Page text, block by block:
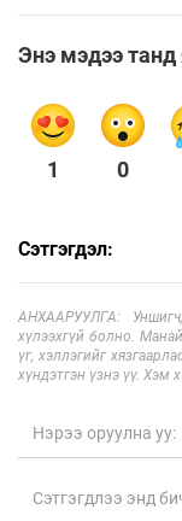
Энэ мэдээ танд
1 0
Сэтгэгдэл:
АНХААРУУЛГА:
хүлээхгүй болно.
үг, хэллэгийг
хүндэтгэн үзнэ үү. Хэм